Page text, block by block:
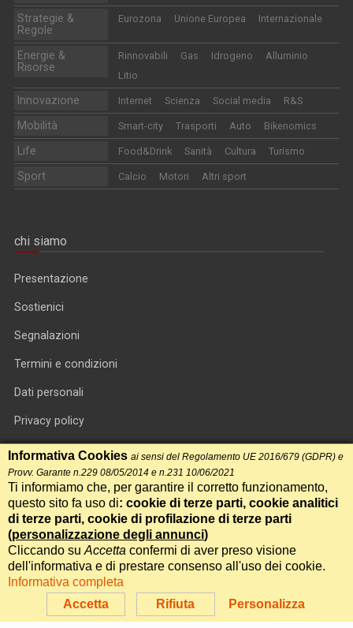
Strategie &
Regole
Eurozona Unione Europea Internazionale
Energie &
Risorse
Rinnovabili Gas Idrogeno
Alluminio
Litio
Innovazione Internet Scienza Social media R&S
Mobilità Smart-city Trasporti Auto Bikenomics
Life Food&Drink Sanità Cultura Turismo
Sport Calcio Motori Altri sport
chi siamo
Presentazione
Sostienici
Segnalazioni
Termini e condizioni
Dati personali
Privacy policy
Informativa cookie
RSS feed
RSS Top News
Contatti
International Communication S.r.l. • P.IVA 14478081004 • Testata
giornalistica n.191, reg. Tribunale di Roma del 14/12/2017
Powered byItala
Accetta Rifiuta Personalizza
Informativa Cookies ai sensi del Regolamento UE 2016/679 (GDPR) e
Provv. Garante n.229 08/05/2014 e n.231 10/06/2021
Ti informiamo che, per garantire il corretto funzionamento,
questo sito fa uso di: cookie di terze parti, cookie analitici
di terze parti, cookie di profilazione di terze parti
(personalizzazione degli annunci)
Cliccando su Accetta confermi di aver preso visione
dell'informativa e di prestare consenso all'uso dei cookie.
Informativa completa